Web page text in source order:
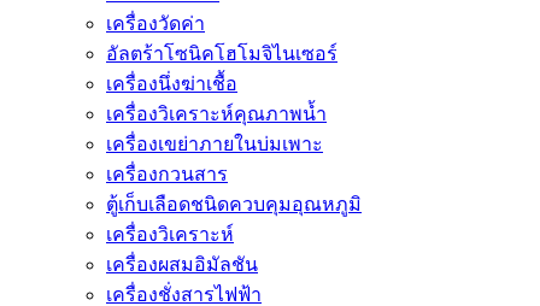
เครื่องวัดค่า
อัลตร้าโซนิคโฮโมจิไนเซอร์
เครื่องนึ่งฆ่าเชื้อ
เครื่องวิเคราะห์คุณภาพน้ำ
เครื่องเขย่าภายในบ่มเพาะ
เครื่องกวนสาร
ตู้เก็บเลือดชนิดควบคุมอุณหภูมิ
เครื่องวิเคราะห์
เครื่องผสมอิมัลชัน
เครื่องชั่งสารไฟฟ้า